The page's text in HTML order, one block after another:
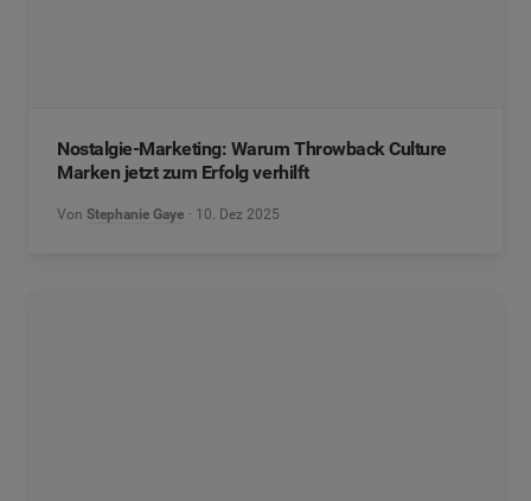
Nostalgie-Marketing: Warum Throwback Culture
Marken jetzt zum Erfolg verhilft
Von Stephanie Gaye 10. Dez 2025